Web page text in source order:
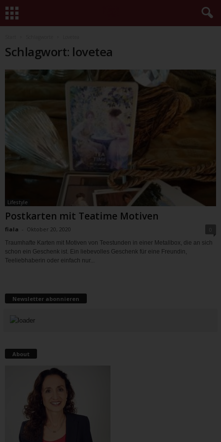
Schlagwort: lovetea
Lifestyle
Postkarten mit Teatime Motiven
fiala - Oktober 20, 2020
Traumhafte Karten mit Motiven von Teestunden in einer Metallbox, die an sich
schon ein Geschenk ist. Ein liebevolles Geschenk für eine Freundin,
Teeliebhaberin oder einfach nur...
Newsletter abonnieren
About